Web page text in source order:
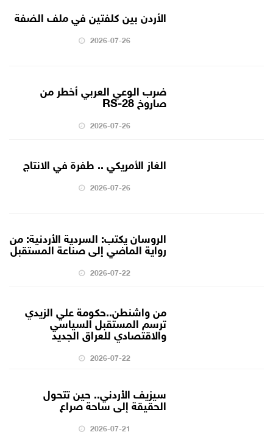
الأردن بين كلفتين في ملف الضفة
2026-07-26
ضرب الوعي العربي أخطر من
صاروخ RS-28
2026-07-26
الغاز الأمريكي .. طفرة في الانتاج
2026-07-26
الروسان يكتب: السردية الأردنية: من
رواية الماضي إلى صناعة المستقبل
2026-07-22
من واشنطن..حكومة علي الزيدي
ترسم المستقبل السياسي
والاقتصادي للعراق الجديد
2026-07-22
سيزيف الأردني.. حين تتحول
الحقيقة إلى ساحة صراع
2026-07-21